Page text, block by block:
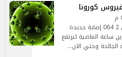
أعلنت وزارة الصحة المغربية تسجيل 2 064 إصابة جديدة
ساعة الماضية ليرتفع
الجائحة وحتي الان…